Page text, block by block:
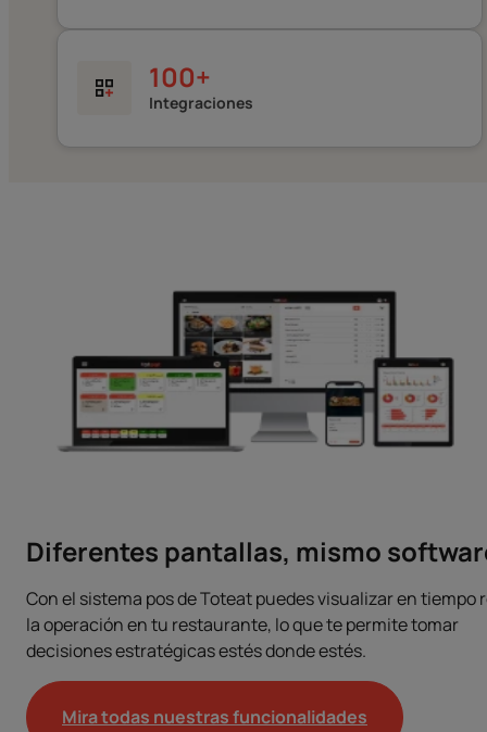
100+
Integraciones
Diferentes pantallas, mismo
Con el sistema pos de Toteat puedes visualizar en tiempo
la operación en tu restaurante, lo que te permite tomar
decisiones estratégicas estés donde estés.
Mira todas nuestras funcionalidades